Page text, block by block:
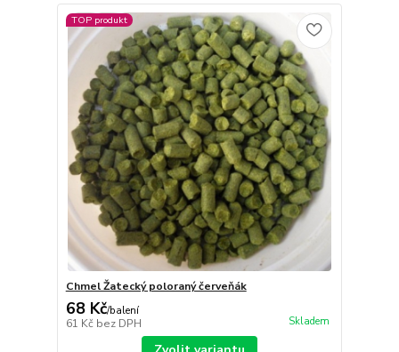
TOP produkt
Chmel Žatecký poloraný červeňák
68 Kč/balení
61 Kč bez DPH Skladem